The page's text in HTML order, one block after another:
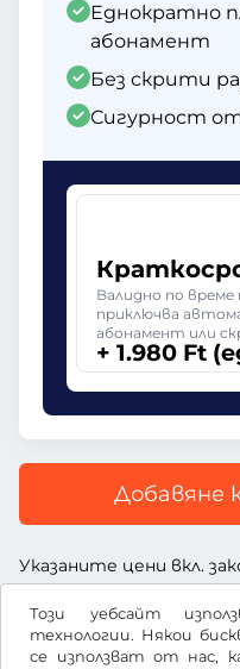
Този уебсайт
технологии. Някои
се използват от нас,
Еднократно
абонамент
Без скрити
Сигурност
Валидно по
приключва
абонамент или
+ 1.980 Ft
Добавяне
Указаните цени вкл.
заплащане за услугата